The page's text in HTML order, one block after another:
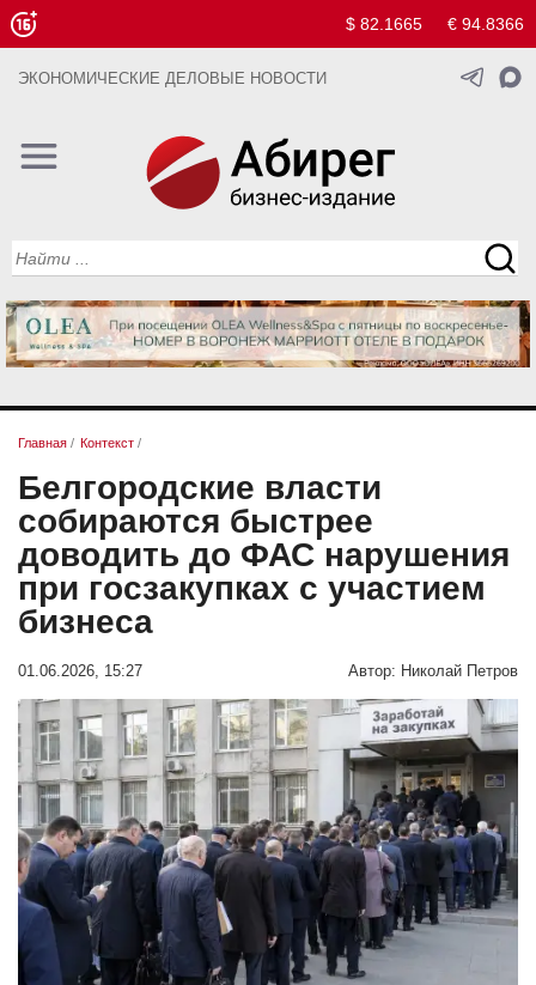
$ 82.1665 € 94.8366
ЭКОНОМИЧЕСКИЕ ДЕЛОВЫЕ НОВОСТИ
Главная / Контекст /
Белгородские власти
собираются быстрее
доводить до ФАС нарушения
при госзакупках с участием
бизнеса
01.06.2026, 15:27 Автор: Николай Петров